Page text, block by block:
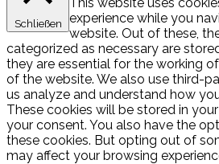
Schließen
experience while you
website. Out of these,
categorized as necessary are
they are essential for the working
of the website. We also use third-
us analyze and understand how
These cookies will be stored in
your consent. You also have the
these cookies. But opting out of
may affect your browsing